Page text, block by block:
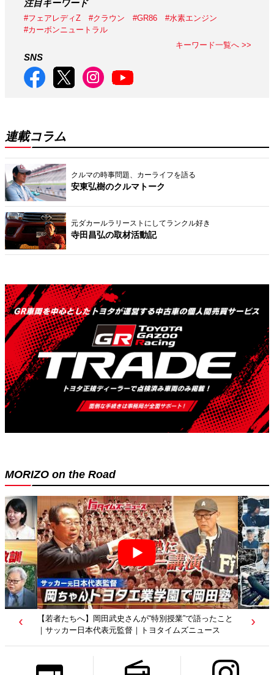
注目キーワード
#フェアレディZ #クラウン #GR86
#水素エンジン
#カーボンニュートラル
キーワード一覧へ >>
SNS
連載コラム
クルマの時事問題、カーライフを語る
安東弘樹のクルマトーク
元ダカールラリーストにしてランクル好き
寺田昌弘の取材活動記
MORIZO on the Road
【トヨタディレクターズカット】クリエイターが工場を
映像作品に？従業員たちの涙の理由は…｜トヨタイムズ